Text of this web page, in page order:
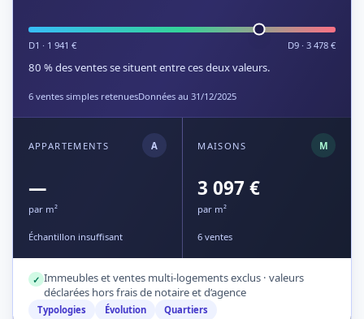
D1 · 1 941 € D9 · 3 478 €
80 % des ventes se situent entre ces deux valeurs.
6 ventes simples retenuesDonnées au 31/12/2025
APPARTEMENTS A
—
par m²
Échantillon insuffisant
MAISONS M
3 097 €
par m²
6 ventes
✓ Immeubles et ventes multi-logements exclus · valeurs
déclarées hors frais de notaire et d’agence
Typologies Évolution Quartiers